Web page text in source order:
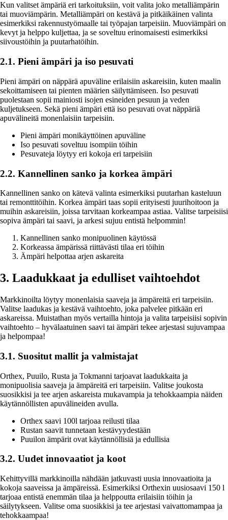
Kun valitset ämpäriä eri tarkoituksiin, voit valita joko metalliämpärin
tai muoviämpärin. Metalliämpäri on kestävä ja pitkäikäinen valinta
esimerkiksi rakennustyömaalle tai työpajan tarpeisiin. Muoviämpäri on
kevyt ja helppo kuljettaa, ja se soveltuu erinomaisesti esimerkiksi
siivoustöihin ja puutarhatöihin.
2.1. Pieni ämpäri ja iso pesuvati
Pieni ämpäri on näppärä apuväline erilaisiin askareisiin, kuten maalin
sekoittamiseen tai pienten määrien säilyttämiseen. Iso pesuvati
puolestaan sopii mainiosti isojen esineiden pesuun ja veden
kuljetukseen. Sekä pieni ämpäri että iso pesuvati ovat näppäriä
apuvälineitä monenlaisiin tarpeisiin.
Pieni ämpäri monikäyttöinen apuväline
Iso pesuvati soveltuu isompiin töihin
Pesuvateja löytyy eri kokoja eri tarpeisiin
2.2. Kannellinen sanko ja korkea ämpäri
Kannellinen sanko on kätevä valinta esimerkiksi puutarhan kasteluun
tai remonttitöihin. Korkea ämpäri taas sopii erityisesti juurihoitoon ja
muihin askareisiin, joissa tarvitaan korkeampaa astiaa. Valitse tarpeisiisi
sopiva ämpäri tai saavi, ja arkesi sujuu entistä helpommin!
Kannellinen sanko monipuolinen käytössä
Korkeassa ämpärissä riittävästi tilaa eri töihin
Ämpäri helpottaa arjen askareita
3. Laadukkaat ja edulliset vaihtoehdot
Markkinoilta löytyy monenlaisia saaveja ja ämpäreitä eri tarpeisiin.
Valitse laadukas ja kestävä vaihtoehto, joka palvelee pitkään eri
askareissa. Muistathan myös vertailla hintoja ja valita tarpeisiisi sopivin
vaihtoehto – hyvälaatuinen saavi tai ämpäri tekee arjestasi sujuvampaa
ja helpompaa!
3.1. Suositut mallit ja valmistajat
Orthex, Puuilo, Rusta ja Tokmanni tarjoavat laadukkaita ja
monipuolisia saaveja ja ämpäreitä eri tarpeisiin. Valitse joukosta
suosikkisi ja tee arjen askareista mukavampia ja tehokkaampia näiden
käytännöllisten apuvälineiden avulla.
Orthex saavi 100l tarjoaa reilusti tilaa
Rustan saavit tunnetaan kestävyydestään
Puuilon ämpärit ovat käytännöllisiä ja edullisia
3.2. Uudet innovaatiot ja koot
Kehittyvillä markkinoilla nähdään jatkuvasti uusia innovaatioita ja
kokoja saaveissa ja ämpäreissä. Esimerkiksi Orthexin uusiosaavi 150 l
tarjoaa entistä enemmän tilaa ja helppoutta erilaisiin töihin ja
säilytykseen. Valitse oma suosikkisi ja tee arjestasi vaivattomampaa ja
tehokkaampaa!